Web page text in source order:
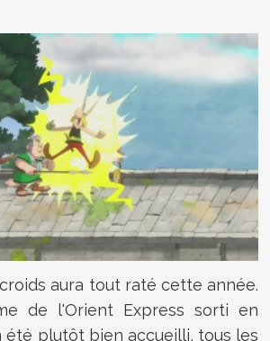
aura tout raté cette année.
de l'Orient Express sorti en
été plutôt bien accueilli, tous les